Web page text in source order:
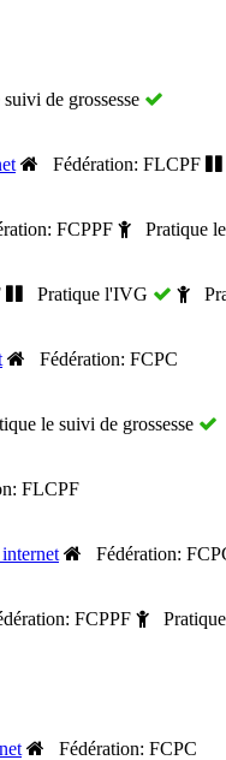
de grossesse
Fédération: FLCPF
FCPPF
Pratique
Pratique l'IVG
Fédération: FCPC
le suivi de grossesse
FLCPF
Fédération:
FCPPF
Fédération: FCPC